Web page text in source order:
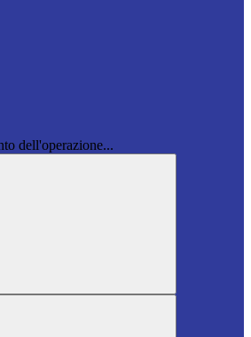
dell'operazione...